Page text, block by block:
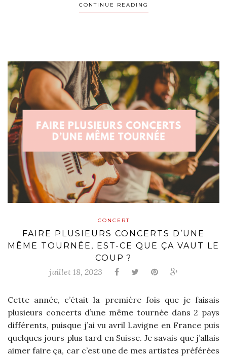
CONTINUE READING
CONCERT
FAIRE PLUSIEURS CONCERTS D’UNE
MÊME TOURNÉE, EST-CE QUE ÇA VAUT LE
COUP ?
juillet 18, 2023
Cette année, c’était la première fois que je faisais
plusieurs concerts d’une même tournée dans 2 pays
différents, puisque j’ai vu avril Lavigne en France puis
quelques jours plus tard en Suisse. Je savais que j’allais
aimer faire ça, car c’est une de mes artistes préférées